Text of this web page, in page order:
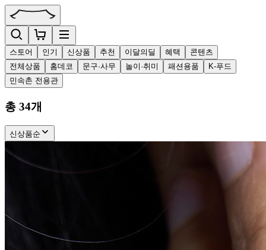
스토어 인기 신상품 추천 이달의딜 혜택
콘텐츠
전체상품
홈데코 문구·사무 놀이·취미 패션용품
K-푸드
민속촌 전용관
총 34개
신상품순